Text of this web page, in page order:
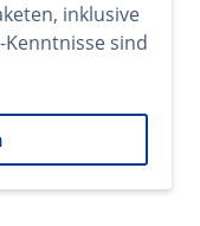
inklusive
sind